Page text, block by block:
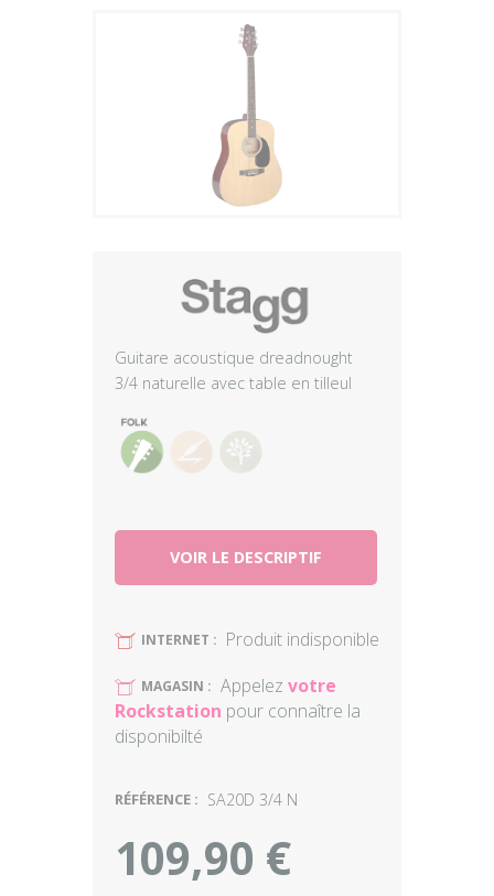
Guitare acoustique dreadnought
3/4 naturelle avec table en tilleul
VOIR LE DESCRIPTIF
U INTERNET : Produit indisponible
U MAGASIN : Appelez votre
Rockstation pour connaître la
disponibilté
RÉFÉRENCE : SA20D 3/4 N
109,90 €